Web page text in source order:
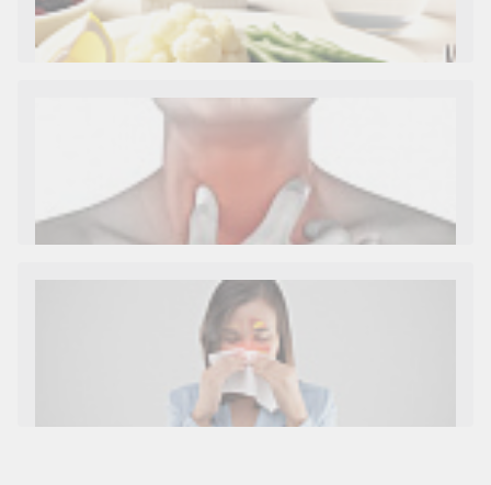
Как и сколько денег можно получить по
Диета 7 стол при заболеваниях почек (острый и
Ларингит: все о ларингите и его лечении. Как
спасти свой голос.